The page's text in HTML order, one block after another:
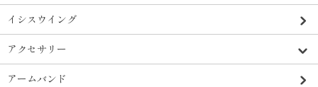
イシスウイング
アクセサリー
アームバンド